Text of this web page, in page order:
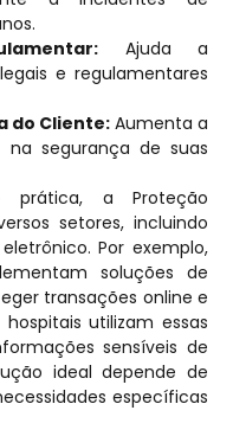
Ajuda a
e regulamentares
do Cliente: Aumenta a
segurança de suas
prática, a Proteção
setores, incluindo
Por exemplo,
soluções de
transações online e
utilizam essas
sensíveis de
ideal depende de
específicas